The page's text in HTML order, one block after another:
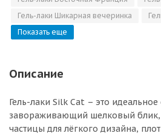
Гель-лаки Шикарная вечеринка
Показать еще
Описание
Гель-лаки Silk Cat – это идеальное
завораживающий шелковый
частицы для лёгкого дизайна,